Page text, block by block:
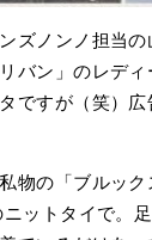
ズノンノ担当
バン」のレデ
ですが（笑）
物の「ブルッ
ットタイで。